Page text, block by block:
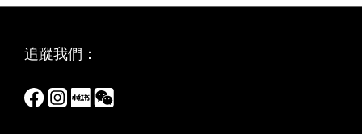
追蹤我們：